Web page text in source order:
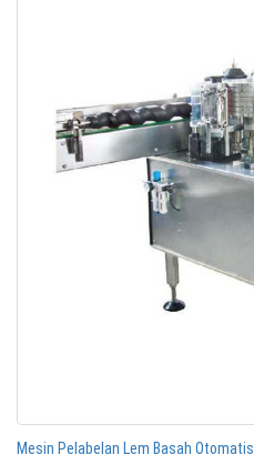
Mesin Pelabelan Lem Basah Otomatis